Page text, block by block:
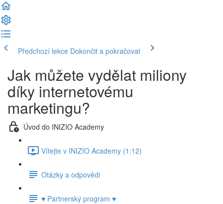
Předchozí lekce Dokončit a pokračovat
Jak můžete vydělat miliony
díky internetovému
marketingu?
Úvod do INIZIO Academy
Vítejte v INIZIO Academy (1:12)
Otázky a odpovědi
♥ Partnerský program ♥